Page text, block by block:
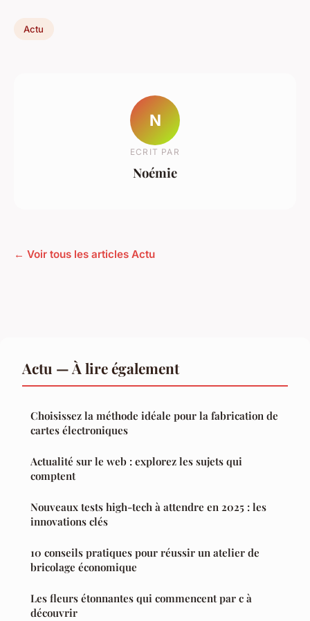
Actu
N
ECRIT PAR
Noémie
← Voir tous les articles Actu
Actu — À lire également
Choisissez la méthode idéale pour la fabrication de
cartes électroniques
Actualité sur le web : explorez les sujets qui
comptent
Nouveaux tests high-tech à attendre en 2025 : les
innovations clés
10 conseils pratiques pour réussir un atelier de
bricolage économique
Les fleurs étonnantes qui commencent par c à
découvrir